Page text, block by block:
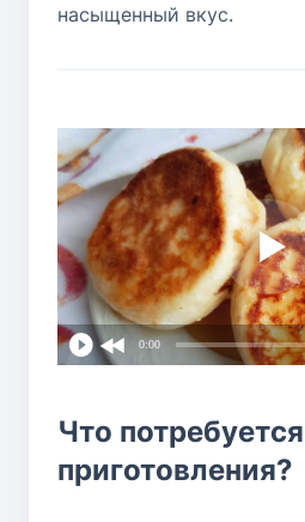
насыщенный вкус.
0:00
Что
приготовления?